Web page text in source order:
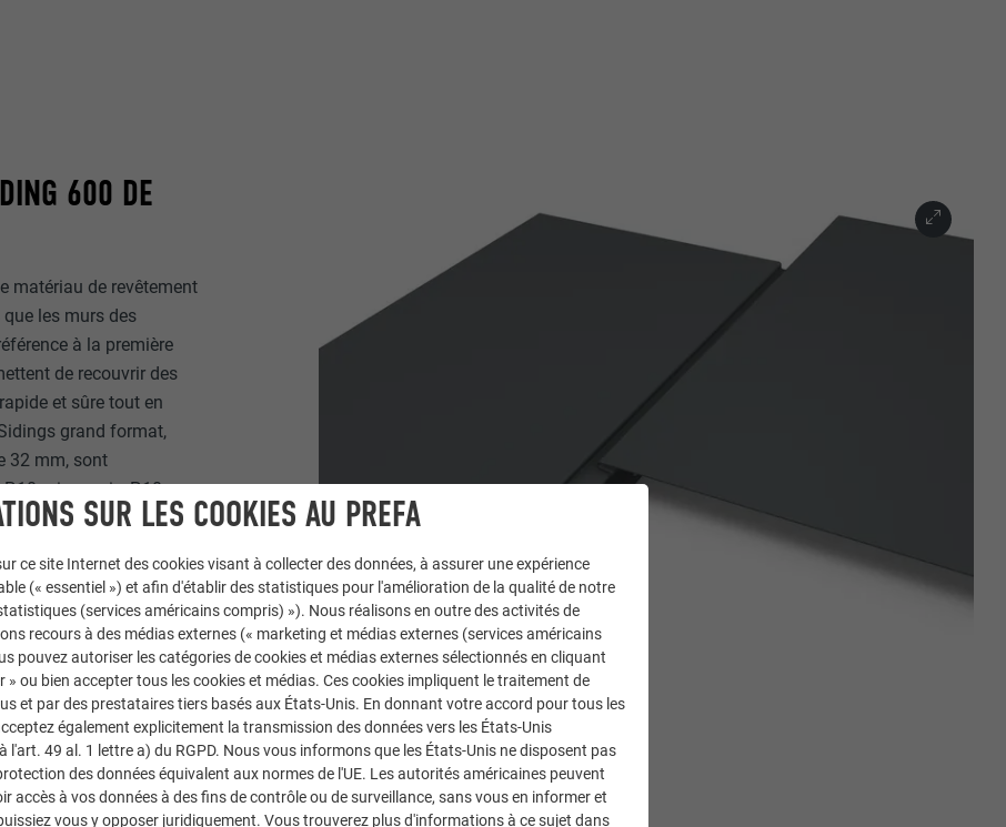
600 DE
matériau de revêtement
les murs des
à la première
de recouvrir des
et sûre tout en
grand format,
32 mm, sont
gris souris, P.10
Ils sont proposés en
grand format
en diagonale. Les
La fixation invisible et
aspect visuel. » Des
tels que des jointures et
disponibles.
SUR LES COOKIES AU PREFA
ce site Internet des cookies visant à collecter des données, à assurer une expérience
(« essentiel ») et afin d'établir des statistiques pour l'amélioration de la qualité de notre
(services américains compris) »). Nous réalisons en outre des activités de
recours à des médias externes (« marketing et médias externes (services américains
pouvez autoriser les catégories de cookies et médias externes sélectionnés en cliquant
» ou bien accepter tous les cookies et médias. Ces cookies impliquent le traitement de
et par des prestataires tiers basés aux États-Unis. En donnant votre accord pour tous les
également explicitement la transmission des données vers les États-Unis
l'art. 49 al. 1 lettre a) du RGPD. Nous vous informons que les États-Unis ne disposent pas
des données équivalent aux normes de l'UE. Les autorités américaines peuvent
accès à vos données à des fins de contrôle ou de surveillance, sans vous en informer et
vous y opposer juridiquement. Vous trouverez plus d'informations à ce sujet dans